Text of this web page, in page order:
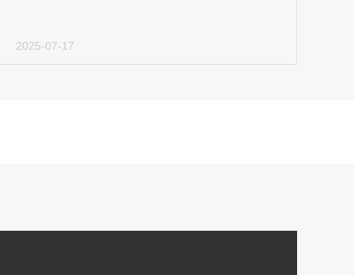
2025-07-17